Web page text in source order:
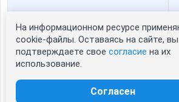
Статистика портрета:
сейчас просматривают портрет - 0
зарегистрированные пользователи
На информационном ресурсе
cookie-файлы. Оставаясь на сайте, вы
подтверждаете свое согласие на их
использование.
Согласен